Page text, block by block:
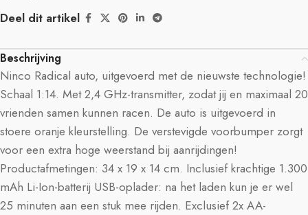
Deel dit artikel
Beschrijving
Ninco Radical auto, uitgevoerd met de nieuwste technologie!
Schaal 1:14. Met 2,4 GHz-transmitter, zodat jij en maximaal 20
vrienden samen kunnen racen. De auto is uitgevoerd in
stoere oranje kleurstelling. De verstevigde voorbumper zorgt
voor een extra hoge weerstand bij aanrijdingen!
Productafmetingen: 34 x 19 x 14 cm. Inclusief krachtige 1.300
mAh Li-Ion-batterij USB-oplader: na het laden kun je er wel
25 minuten aan een stuk mee rijden. Exclusief 2x AA-